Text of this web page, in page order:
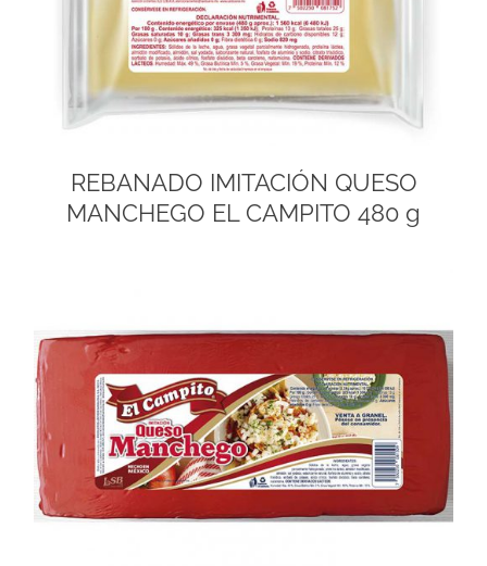
REBANADO IMITACIÓN QUESO
MANCHEGO EL CAMPITO 480 g